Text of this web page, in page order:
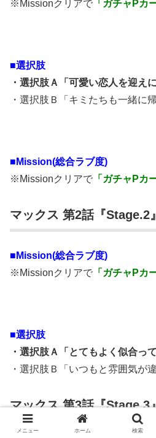
※Missionクリアで 「ガチャPカ
■選択肢
・選択肢Ａ「可愛い恋人を迎え
・選択肢Ｂ「キミたちも一緒に帰
■Mission(総合ラブ度)
※Missionクリアで 「ガチャPカ
マックス 第2話『Stage.2』
■Mission(総合ラブ度)
※Missionクリアで 「ガチャPカ
■選択肢
・選択肢Ａ「とてもよく似合っ
・選択肢Ｂ「いつもと雰囲気が違
マックス 第3話『Stage.3
メニュー ホーム 検索